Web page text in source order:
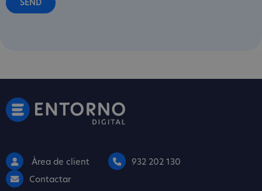
Àrea de client
932 202 130
Contactar